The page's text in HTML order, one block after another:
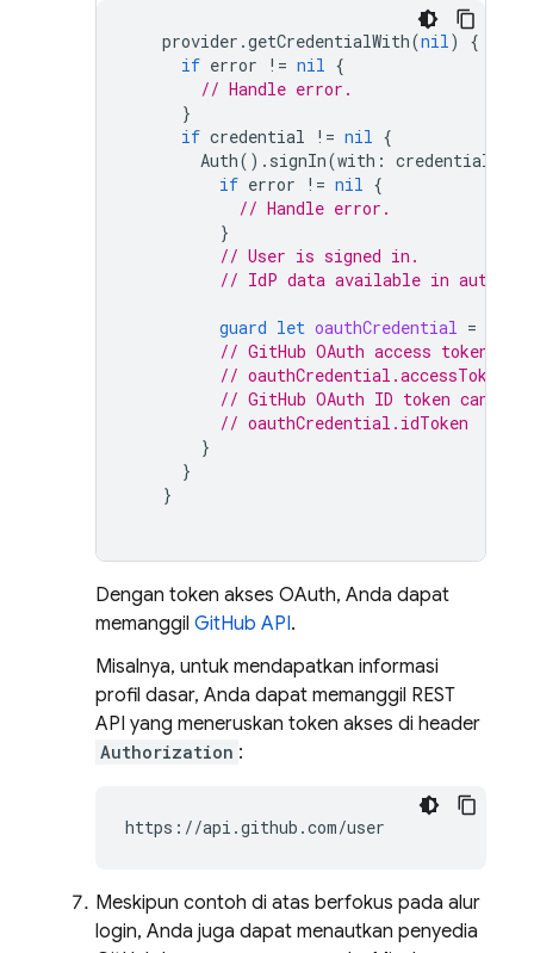
provider .getCredentialWith(nil) {
if error != nil {
// Handle error.
}
if credential != nil {
Auth(). signIn(with : credential
if error != nil {
// Handle error.
}
// User is signed in.
// IdP data available in
guard let oauthCredential =
// GitHub OAuth access token
// oauthCredential.accessToken
// GitHub OAuth ID token can
// oauthCredential.idToken
}
}
}
Dengan token akses OAuth, Anda dapat
memanggil GitHub API.
Misalnya, untuk mendapatkan informasi
profil dasar, Anda dapat memanggil REST
API yang meneruskan token akses di header
Authorization :
https://api.github.com/user
Meskipun contoh di atas berfokus pada alur
login, Anda juga dapat menautkan penyedia